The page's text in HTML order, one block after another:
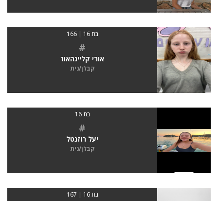
בת 16 | 166
#
אורי קליינהאוז
קבלן/נית
בת 16
#
יעל רוזנטל
קבלן/נית
בת 16 | 167